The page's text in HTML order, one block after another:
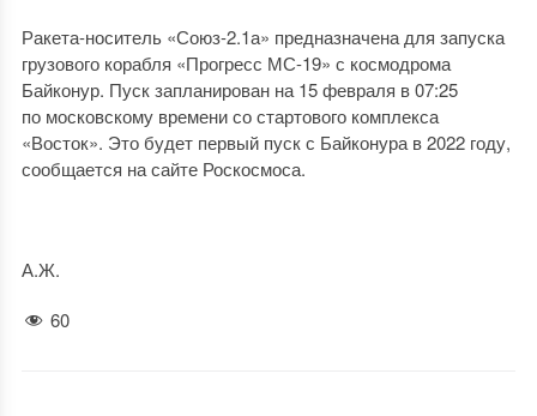
Ракета-носитель «Союз-2.1а» предназначена для запуска
грузового корабля «Прогресс МС-19» с космодрома
Байконур. Пуск запланирован на 15 февраля в 07:25
по московскому времени со стартового комплекса
«Восток». Это будет первый пуск с Байконура в 2022 году,
сообщается на сайте Роскосмоса.
А.Ж.
60